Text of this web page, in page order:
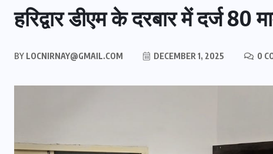
हरिद्वार डीएम के दरबार में दर्ज 80
BY LOCNIRNAY@GMAIL.COM DECEMBER 1, 2025 0